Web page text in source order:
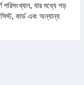
পরিসংখ্যান, যার মধ্যে গড়
কার্ড এবং অন্যান্য